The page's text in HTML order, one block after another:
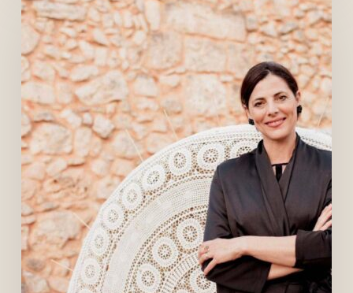
Mediterranea
2025”:
il
racconto
della
Puglia
più
autentica.